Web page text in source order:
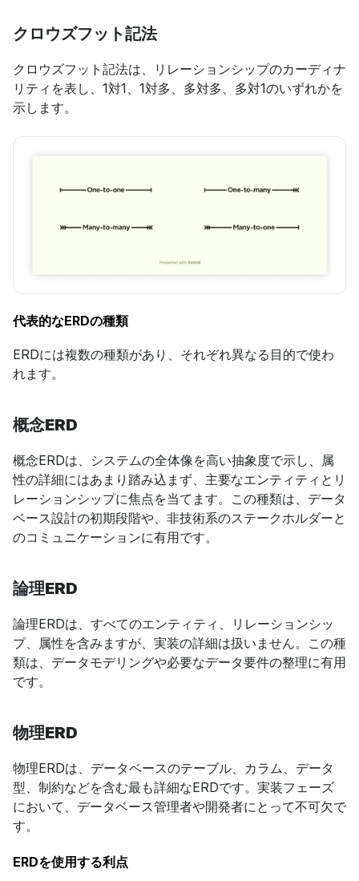
クロウズフット記法
クロウズフット記法は、リレーションシップのカーディナ
リティを表し、1対1、1対多、多対多、多対1のいずれかを
示します。
代表的なERDの種類
ERDには複数の種類があり、それぞれ異なる目的で使わ
れます。
概念ERD
概念ERDは、システムの全体像を高い抽象度で示し、属
性の詳細にはあまり踏み込まず、主要なエンティティとリ
レーションシップに焦点を当てます。この種類は、データ
ベース設計の初期段階や、非技術系のステークホルダーと
のコミュニケーションに有用です。
論理ERD
論理ERDは、すべてのエンティティ、リレーションシッ
プ、属性を含みますが、実装の詳細は扱いません。この種
類は、データモデリングや必要なデータ要件の整理に有用
です。
物理ERD
物理ERDは、データベースのテーブル、カラム、データ
型、制約などを含む最も詳細なERDです。実装フェーズ
において、データベース管理者や開発者にとって不可欠で
す。
ERDを使用する利点